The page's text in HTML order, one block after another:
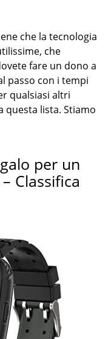
che la tecnologia
che
fare un dono a
passo con i tempi
qualsiasi altri
questa lista. Stiamo
per un
Classifica